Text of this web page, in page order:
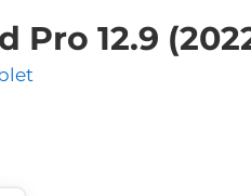
Pro 12.9